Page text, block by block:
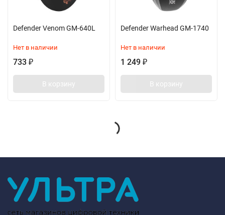
Defender Venom GM-640L
Нет в наличии
733 ₽
В корзину
Defender Warhead GM-1740
Нет в наличии
1 249 ₽
В корзину